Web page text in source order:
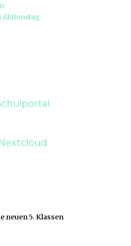
Aktionstag
neuen 5. Klassen